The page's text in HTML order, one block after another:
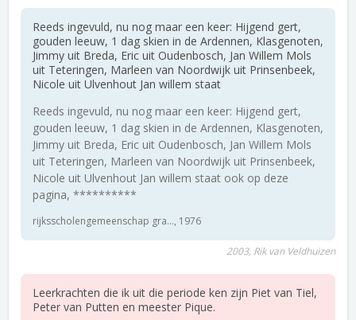
Reeds ingevuld, nu nog maar een keer: Hijgend gert,
gouden leeuw, 1 dag skien in de Ardennen, Klasgenoten,
Jimmy uit Breda, Eric uit Oudenbosch, Jan Willem Mols
uit Teteringen, Marleen van Noordwijk uit Prinsenbeek,
Nicole uit Ulvenhout Jan willem staat
Reeds ingevuld, nu nog maar een keer: Hijgend gert,
gouden leeuw, 1 dag skien in de Ardennen, Klasgenoten,
Jimmy uit Breda, Eric uit Oudenbosch, Jan Willem Mols
uit Teteringen, Marleen van Noordwijk uit Prinsenbeek,
Nicole uit Ulvenhout Jan willem staat ook op deze
pagina, **********
rijksscholengemeenschap gra..., 1976
2003, Rik van Veldhuizen
Leerkrachten die ik uit die periode ken zijn Piet van Tiel,
Peter van Putten en meester Pique.